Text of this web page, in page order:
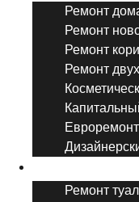
Ремонт
Ремонт
Ремонт
Ремонт
Ремонт